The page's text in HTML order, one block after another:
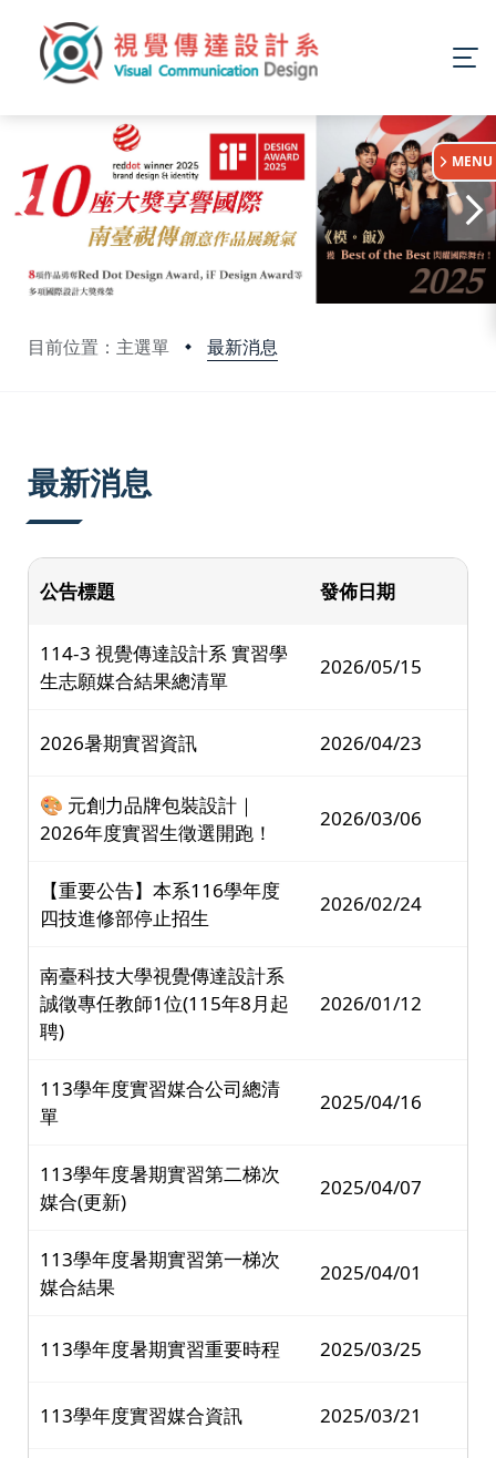
目前位置：主選單 最新消息
MENU
最新消息
公告標題 發佈日期
114-3 視覺傳達設計系 實習學
生志願媒合結果總清單
2026/05/15
2026暑期實習資訊 2026/04/23
🎨 元創力品牌包裝設計｜
2026年度實習生徵選開跑！
2026/03/06
【重要公告】本系116學年度
四技進修部停止招生
2026/02/24
南臺科技大學視覺傳達設計系
誠徵專任教師1位(115年8月起
聘)
2026/01/12
113學年度實習媒合公司總清
單
2025/04/16
113學年度暑期實習第二梯次
媒合(更新)
2025/04/07
113學年度暑期實習第一梯次
媒合結果
2025/04/01
113學年度暑期實習重要時程 2025/03/25
113學年度實習媒合資訊 2025/03/21